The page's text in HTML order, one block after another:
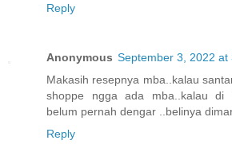
Reply
Anonymous September 3, 2022 at
Makasih resepnya mba..kalau
shoppe ngga ada mba..kalau di
belum pernah dengar ..belinya
Reply